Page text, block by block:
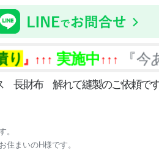
』↑↑↑ 実施中↑↑↑『今あ
ス 長財布 解れて縫製のご依頼で
。
住まいのH様です。